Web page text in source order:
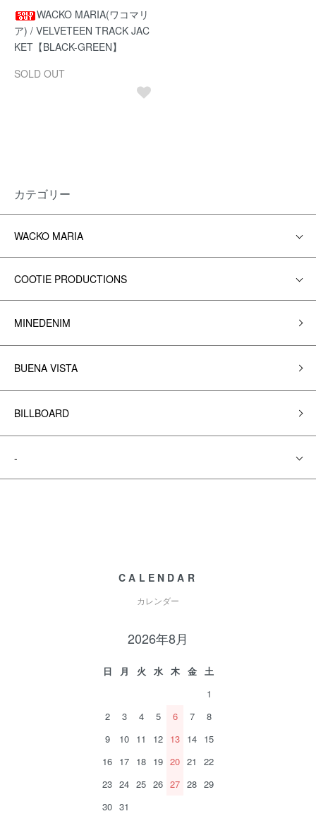
WACKO MARIA(ワコマリ
ア) / VELVETEEN TRACK JAC
KET【BLACK-GREEN】
SOLD OUT
カテゴリー
WACKO MARIA
COOTIE PRODUCTIONS
MINEDENIM
BUENA VISTA
BILLBOARD
-
CALENDAR
カレンダー
2026年8月
日 月 火 水 木 金
土
1
2
3 4 5 6 7
8
9
10 11 12 13 14 15
16 17 18 19 20 21
22
23 24 25 26 27 28 29
30 31